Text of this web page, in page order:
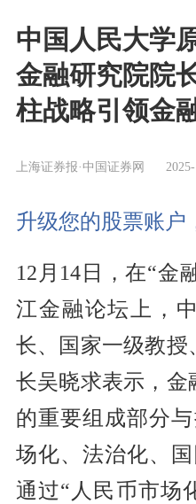
中国人民大学
金融研究院院
柱战略引领金
上海证券报·中国证券网
升级您的股票账户
12月14日，在“金
江金融论坛上，
长、国家一级教授
长吴晓求表示，金
的重要组成部分
场化、法治化、
通过“人民币市场